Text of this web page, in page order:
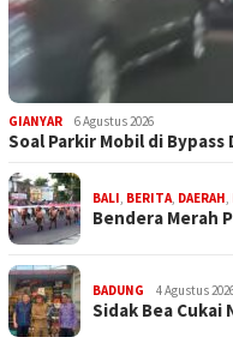
GIANYAR 6 Agustus 2026
Soal Parkir Mobil di
BALI, BERITA, DAERAH,
Bendera Merah
BADUNG 4 Agustus
Sidak Bea Cukai